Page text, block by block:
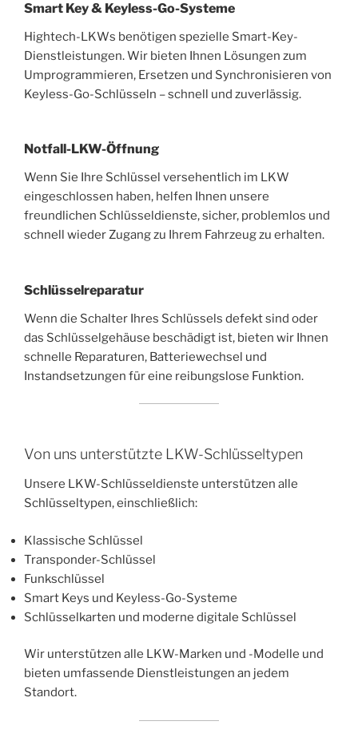
Smart Key & Keyless-Go-Systeme
Hightech-LKWs benötigen spezielle Smart-Key-
Dienstleistungen. Wir bieten Ihnen Lösungen zum
Umprogrammieren, Ersetzen und Synchronisieren von
Keyless-Go-Schlüsseln – schnell und zuverlässig.
Notfall-LKW-Öffnung
Wenn Sie Ihre Schlüssel versehentlich im LKW
eingeschlossen haben, helfen Ihnen unsere
freundlichen Schlüsseldienste, sicher, problemlos und
schnell wieder Zugang zu Ihrem Fahrzeug zu erhalten.
Schlüsselreparatur
Wenn die Schalter Ihres Schlüssels defekt sind oder
das Schlüsselgehäuse beschädigt ist, bieten wir Ihnen
schnelle Reparaturen, Batteriewechsel und
Instandsetzungen für eine reibungslose Funktion.
Von uns unterstützte LKW-Schlüsseltypen
Unsere LKW-Schlüsseldienste unterstützen alle
Schlüsseltypen, einschließlich:
Klassische Schlüssel
Transponder-Schlüssel
Funkschlüssel
Smart Keys und Keyless-Go-Systeme
Schlüsselkarten und moderne digitale Schlüssel
Wir unterstützen alle LKW-Marken und -Modelle und
bieten umfassende Dienstleistungen an jedem
Standort.